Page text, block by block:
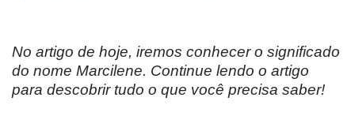
No artigo de hoje, iremos conhecer o significado
do nome Marcilene. Continue lendo o artigo
para descobrir tudo o que você precisa saber!